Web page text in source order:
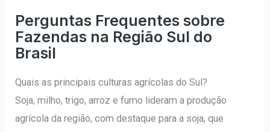
Perguntas Frequentes sobre
Fazendas na Região Sul do
Brasil
Quais as principais culturas agrícolas do Sul?
Soja, milho, trigo, arroz e fumo lideram a produção
agrícola da região, com destaque para a soja, que